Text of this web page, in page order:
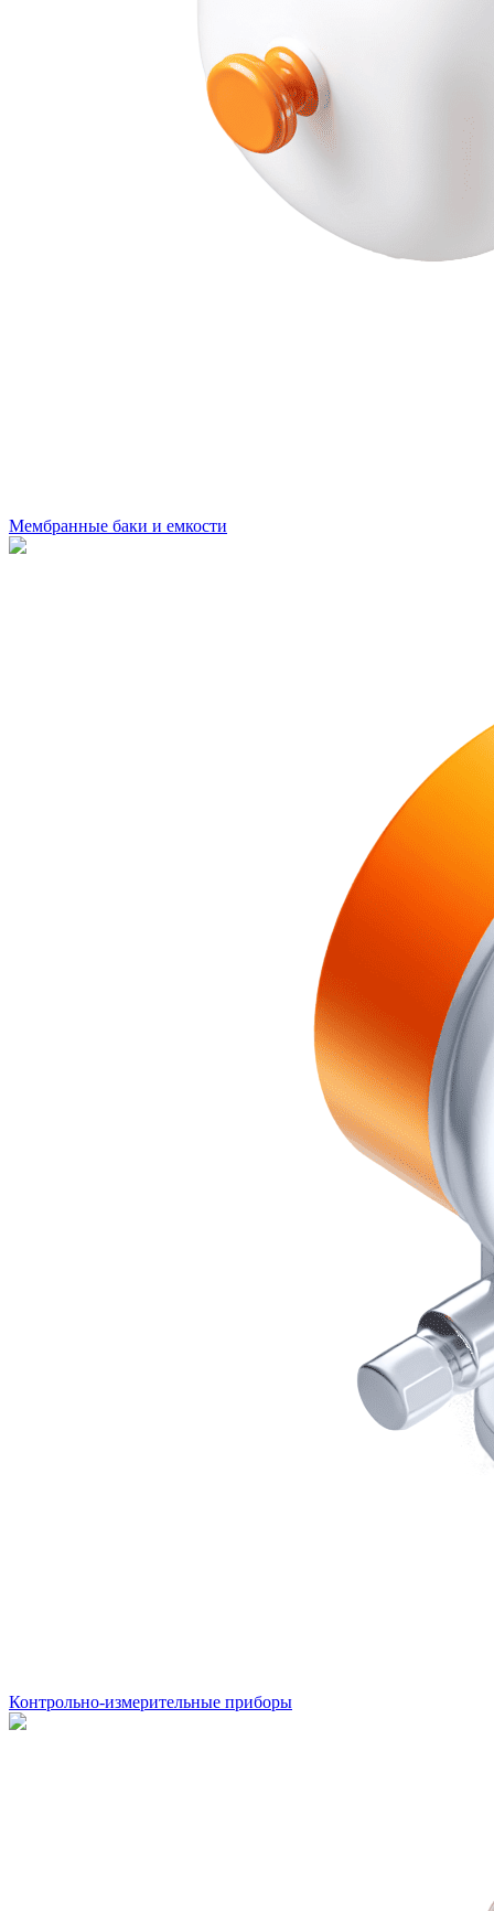
Мембранные баки и емкости
Контрольно-измерительные приборы